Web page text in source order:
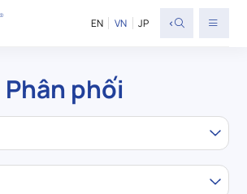
EN VN JP <
Phân phối